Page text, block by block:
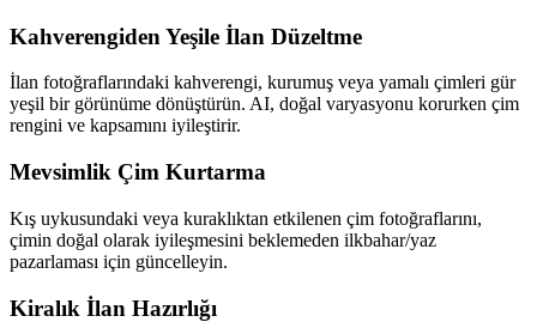
Kahverengiden Yeşile İlan Düzeltme
İlan fotoğraflarındaki kahverengi, kurumuş veya yamalı çimleri gür
yeşil bir görünüme dönüştürün. AI, doğal varyasyonu korurken çim
rengini ve kapsamını iyileştirir.
Mevsimlik Çim Kurtarma
Kış uykusundaki veya kuraklıktan etkilenen çim fotoğraflarını,
çimin doğal olarak iyileşmesini beklemeden ilkbahar/yaz
pazarlaması için güncelleyin.
Kiralık İlan Hazırlığı